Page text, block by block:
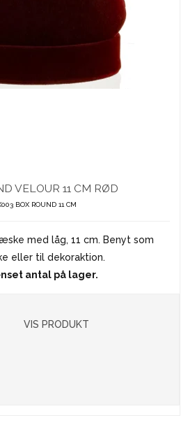
VELOUR 11 CM RØD
BOX ROUND 11 CM
med låg, 11 cm. Benyt som
eller til dekoraktion.
antal på lager.
VIS PRODUKT